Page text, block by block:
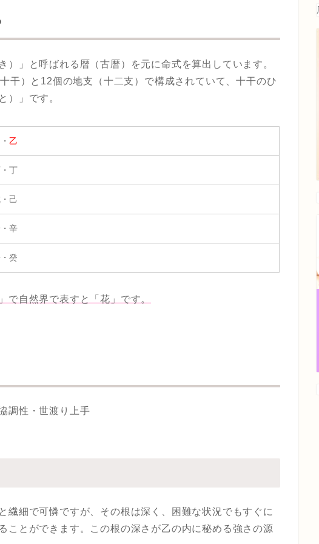
）」と呼ばれる暦（古暦）を元に命式を算出しています。
干）と12個の地支（十二支）で構成されていて、十干のひ
）」です。
乙
丁
己
辛
癸
で自然界で表すと「花」です。
調性・世渡り上手
繊細で可憐ですが、その根は深く、困難な状況でもすぐに
ことができます。この根の深さが乙の内に秘める強さの源